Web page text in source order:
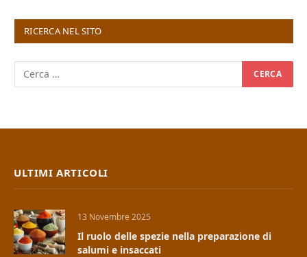
RICERCA NEL SITO
ULTIMI ARTICOLI
13 Novembre 2025
Il ruolo delle spezie nella preparazione di
salumi e insaccati